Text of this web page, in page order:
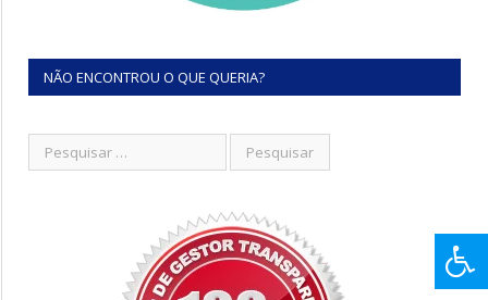
NÃO ENCONTROU O QUE QUERIA?